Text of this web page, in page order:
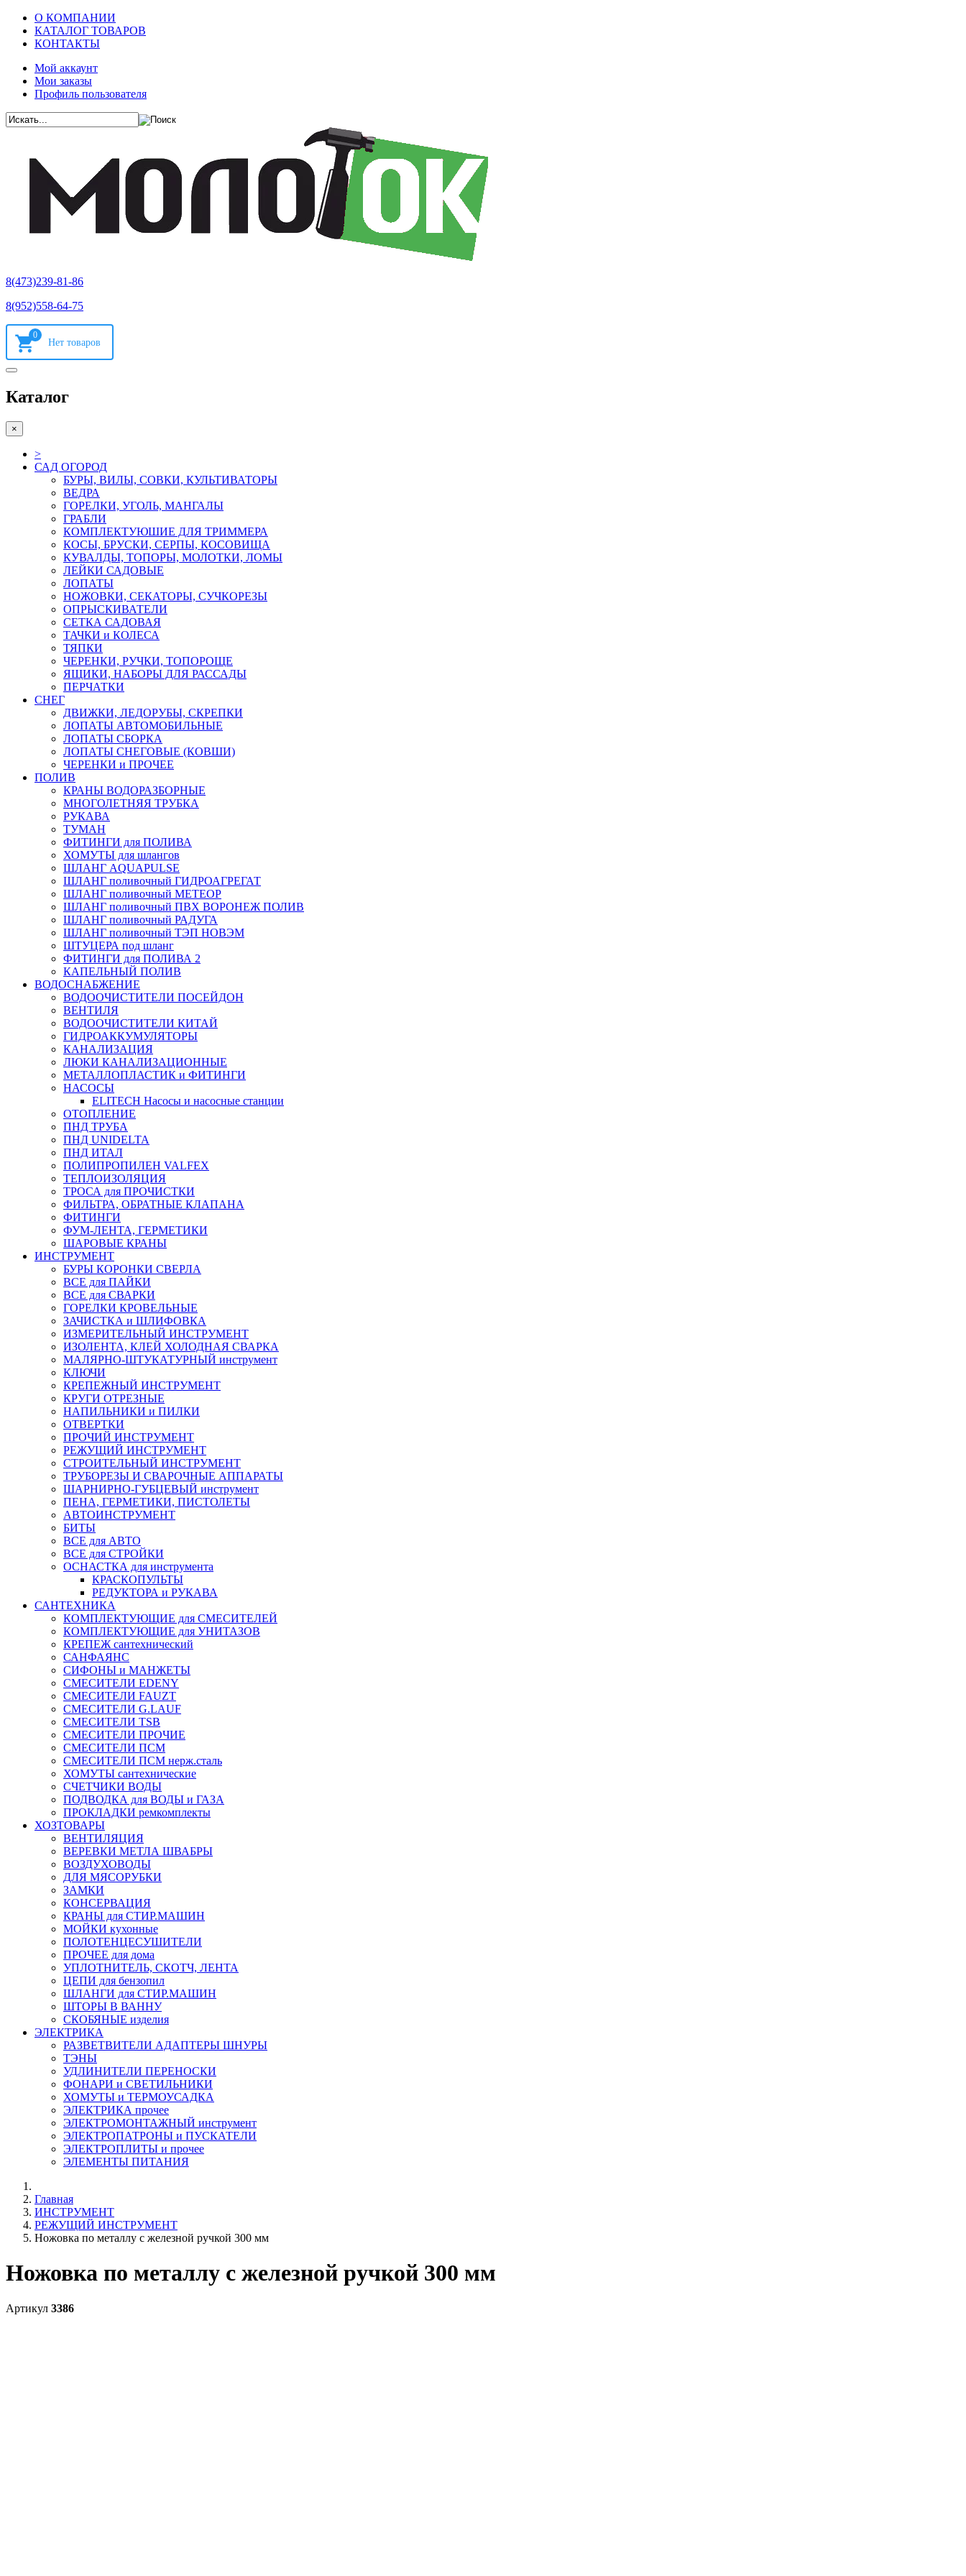
О КОМПАНИИ
КАТАЛОГ ТОВАРОВ
КОНТАКТЫ
Мой аккаунт
Мои заказы
Профиль пользователя
8(473)239-81-86
8(952)558-64-75
0
Каталог
×
>
САД ОГОРОД
БУРЫ, ВИЛЫ, СОВКИ, КУЛЬТИВАТОРЫ
ВЕДРА
ГОРЕЛКИ, УГОЛЬ, МАНГАЛЫ
ГРАБЛИ
КОМПЛЕКТУЮШИЕ ДЛЯ ТРИММЕРА
КОСЫ, БРУСКИ, СЕРПЫ, КОСОВИЩА
КУВАЛДЫ, ТОПОРЫ, МОЛОТКИ, ЛОМЫ
ЛЕЙКИ САДОВЫЕ
ЛОПАТЫ
НОЖОВКИ, СЕКАТОРЫ, СУЧКОРЕЗЫ
ОПРЫСКИВАТЕЛИ
СЕТКА САДОВАЯ
ТАЧКИ и КОЛЕСА
ТЯПКИ
ЧЕРЕНКИ, РУЧКИ, ТОПОРОЩЕ
ЯЩИКИ, НАБОРЫ ДЛЯ РАССАДЫ
ПЕРЧАТКИ
СНЕГ
ДВИЖКИ, ЛЕДОРУБЫ, СКРЕПКИ
ЛОПАТЫ АВТОМОБИЛЬНЫЕ
ЛОПАТЫ СБОРКА
ЛОПАТЫ СНЕГОВЫЕ (КОВШИ)
ЧЕРЕНКИ и ПРОЧЕЕ
ПОЛИВ
КРАНЫ ВОДОРАЗБОРНЫЕ
МНОГОЛЕТНЯЯ ТРУБКА
РУКАВА
ТУМАН
ФИТИНГИ для ПОЛИВА
ХОМУТЫ для шлангов
ШЛАНГ AQUAPULSE
ШЛАНГ поливочный ГИДРОАГРЕГАТ
ШЛАНГ поливочный МЕТЕОР
ШЛАНГ поливочный ПВХ ВОРОНЕЖ ПОЛИВ
ШЛАНГ поливочный РАДУГА
ШЛАНГ поливочный ТЭП НОВЭМ
ШТУЦЕРА под шланг
ФИТИНГИ для ПОЛИВА 2
КАПЕЛЬНЫЙ ПОЛИВ
ВОДОСНАБЖЕНИЕ
ВОДООЧИСТИТЕЛИ ПОСЕЙДОН
ВЕНТИЛЯ
ВОДООЧИСТИТЕЛИ КИТАЙ
ГИДРОАККУМУЛЯТОРЫ
КАНАЛИЗАЦИЯ
ЛЮКИ КАНАЛИЗАЦИОННЫЕ
МЕТАЛЛОПЛАСТИК и ФИТИНГИ
НАСОСЫ
ELITECH Насосы и насосные станции
ОТОПЛЕНИЕ
ПНД ТРУБА
ПНД UNIDELTA
ПНД ИТАЛ
ПОЛИПРОПИЛЕН VALFEX
ТЕПЛОИЗОЛЯЦИЯ
ТРОСА для ПРОЧИСТКИ
ФИЛЬТРА, ОБРАТНЫЕ КЛАПАНА
ФИТИНГИ
ФУМ-ЛЕНТА, ГЕРМЕТИКИ
ШАРОВЫЕ КРАНЫ
ИНСТРУМЕНТ
БУРЫ КОРОНКИ СВЕРЛА
ВСЕ для ПАЙКИ
ВСЕ для СВАРКИ
ГОРЕЛКИ КРОВЕЛЬНЫЕ
ЗАЧИСТКА и ШЛИФОВКА
ИЗМЕРИТЕЛЬНЫЙ ИНСТРУМЕНТ
ИЗОЛЕНТА, КЛЕЙ ХОЛОДНАЯ СВАРКА
МАЛЯРНО-ШТУКАТУРНЫЙ инструмент
КЛЮЧИ
КРЕПЕЖНЫЙ ИНСТРУМЕНТ
КРУГИ ОТРЕЗНЫЕ
НАПИЛЬНИКИ и ПИЛКИ
ОТВЕРТКИ
ПРОЧИЙ ИНСТРУМЕНТ
РЕЖУЩИЙ ИНСТРУМЕНТ
СТРОИТЕЛЬНЫЙ ИНСТРУМЕНТ
ТРУБОРЕЗЫ И СВАРОЧНЫЕ АППАРАТЫ
ШАРНИРНО-ГУБЦЕВЫЙ инструмент
ПЕНА, ГЕРМЕТИКИ, ПИСТОЛЕТЫ
АВТОИНСТРУМЕНТ
БИТЫ
ВСЕ для АВТО
ВСЕ для СТРОЙКИ
ОСНАСТКА для инструмента
КРАСКОПУЛЬТЫ
РЕДУКТОРА и РУКАВА
САНТЕХНИКА
КОМПЛЕКТУЮЩИЕ для СМЕСИТЕЛЕЙ
КОМПЛЕКТУЮЩИЕ для УНИТАЗОВ
КРЕПЕЖ сантехнический
САНФАЯНС
СИФОНЫ и МАНЖЕТЫ
СМЕСИТЕЛИ EDENY
СМЕСИТЕЛИ FAUZT
СМЕСИТЕЛИ G.LAUF
СМЕСИТЕЛИ TSB
СМЕСИТЕЛИ ПРОЧИЕ
СМЕСИТЕЛИ ПСМ
СМЕСИТЕЛИ ПСМ нерж.сталь
ХОМУТЫ сантехнические
СЧЕТЧИКИ ВОДЫ
ПОДВОДКА для ВОДЫ и ГАЗА
ПРОКЛАДКИ ремкомплекты
ХОЗТОВАРЫ
ВЕНТИЛЯЦИЯ
ВЕРЕВКИ МЕТЛА ШВАБРЫ
ВОЗДУХОВОДЫ
ДЛЯ МЯСОРУБКИ
ЗАМКИ
КОНСЕРВАЦИЯ
КРАНЫ для СТИР.МАШИН
МОЙКИ кухонные
ПОЛОТЕНЦЕСУШИТЕЛИ
ПРОЧЕЕ для дома
УПЛОТНИТЕЛЬ, СКОТЧ, ЛЕНТА
ЦЕПИ для бензопил
ШЛАНГИ для СТИР.МАШИН
ШТОРЫ В ВАННУ
СКОБЯНЫЕ изделия
ЭЛЕКТРИКА
РАЗВЕТВИТЕЛИ АДАПТЕРЫ ШНУРЫ
ТЭНЫ
УДЛИНИТЕЛИ ПЕРЕНОСКИ
ФОНАРИ и СВЕТИЛЬНИКИ
ХОМУТЫ и ТЕРМОУСАДКА
ЭЛЕКТРИКА прочее
ЭЛЕКТРОМОНТАЖНЫЙ инструмент
ЭЛЕКТРОПАТРОНЫ и ПУСКАТЕЛИ
ЭЛЕКТРОПЛИТЫ и прочее
ЭЛЕМЕНТЫ ПИТАНИЯ
Главная
ИНСТРУМЕНТ
РЕЖУЩИЙ ИНСТРУМЕНТ
Ножовка по металлу с железной ручкой 300 мм
Ножовка по металлу с железной ручкой 300 мм
Артикул 3386